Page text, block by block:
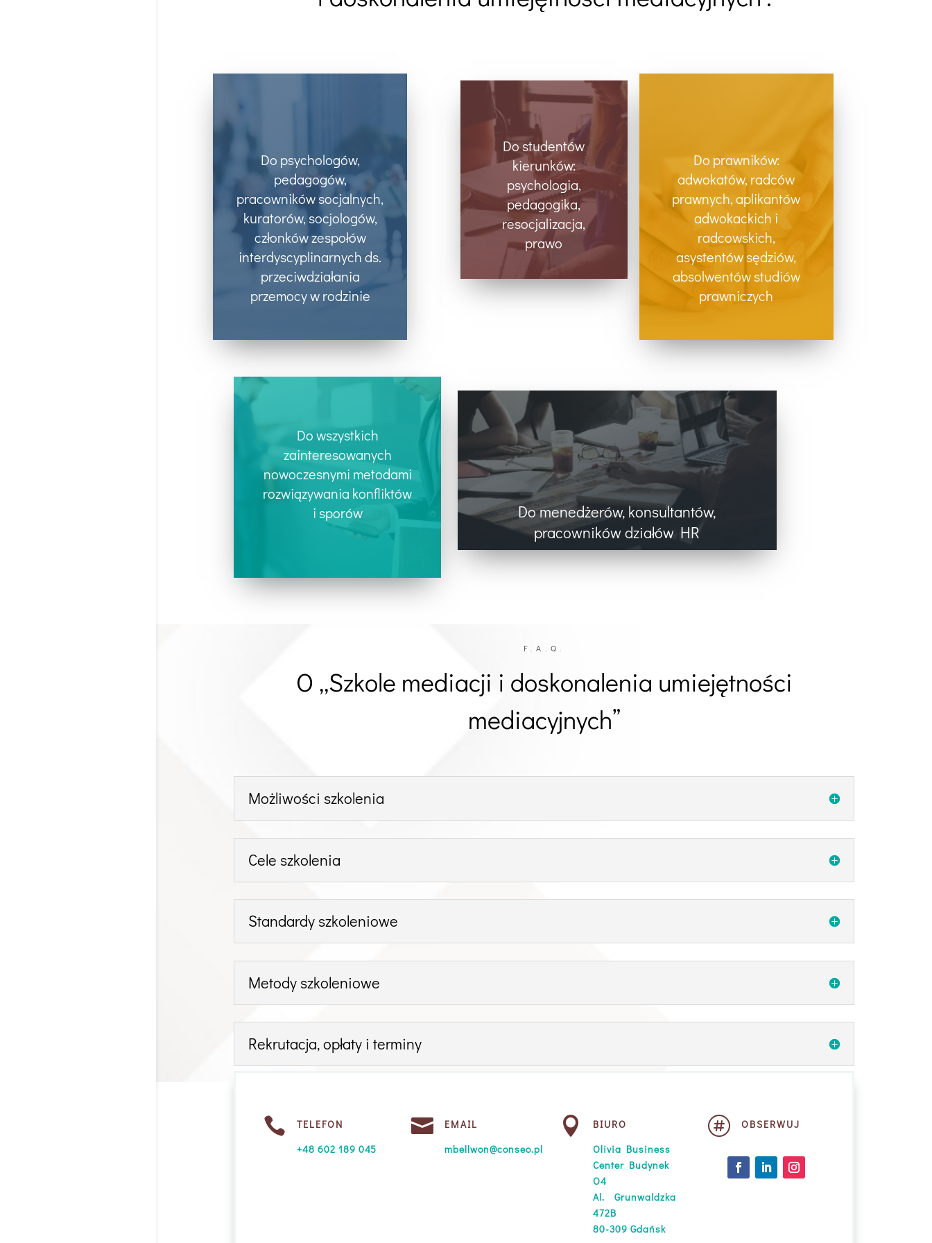
Do psychologów,
pedagogów,
pracowników socjalnych,
kuratorów, socjologów,
członków zespołów
interdyscyplinarnych ds.
przeciwdziałania
przemocy w rodzinie
Do studentów
kierunków:
psychologia,
pedagogika,
resocjalizacja,
prawo
Do prawników:
adwokatów, radców
prawnych, aplikantów
adwokackich i
radcowskich,
asystentów sędziów,
absolwentów studiów
prawniczych
Do wszystkich
zainteresowanych
nowoczesnymi metodami
rozwiązywania konfliktów
i sporów
Do menedżerów, konsultantów,
pracowników działów HR
F.A.Q.
O „Szkole mediacji i doskonalenia umiejętności
mediacyjnych”
Możliwości szkolenia
Cele szkolenia
Standardy szkoleniowe
Metody szkoleniowe
Rekrutacja, opłaty i terminy

TELEFON
+48 602 189 045

EMAIL
mbellwon@conseo.pl

BIURO
Olivia Business
Center Budynek
O4
Al. Grunwaldzka
472B
80-309 Gdańsk
 OBSERWUJ